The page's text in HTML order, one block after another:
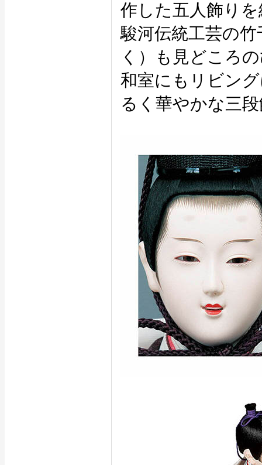
作した五人飾り
駿河伝統工芸の
く）も見どころ
和室にもリビン
るく華やかな三